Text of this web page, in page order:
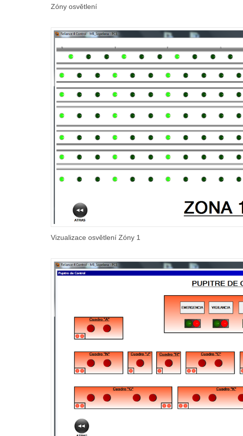
Zóny osvětlení
Vizualizace osvětlení Zóny 1